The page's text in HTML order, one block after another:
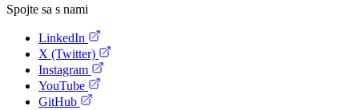
Spojte sa s nami
LinkedIn
X (Twitter)
Instagram
YouTube
GitHub